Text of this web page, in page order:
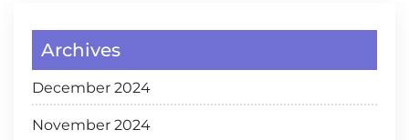
Archives
December 2024
November 2024